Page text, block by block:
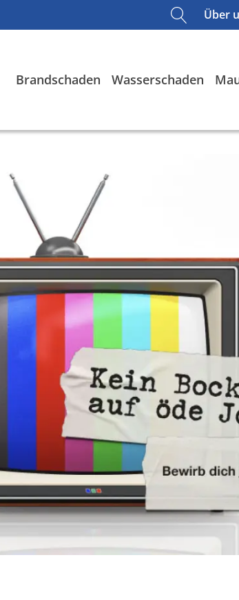
Über
Brandschaden Wasserschaden